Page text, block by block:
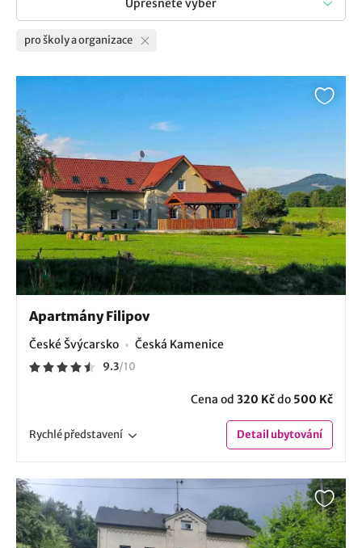
Upřesněte výběr
pro školy a organizace
Apartmány Filipov
České Švýcarsko Česká Kamenice
9.3/10
Cena od 320 Kčdo 500 Kč
Rychlépředstavení Detailubytování